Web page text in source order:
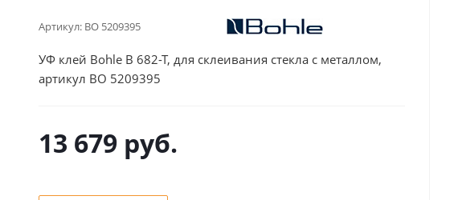
Артикул: BO 5209395
УФ клей Bohle B 682-T, для склеивания стекла с металлом,
артикул BO 5209395
13 679 руб.